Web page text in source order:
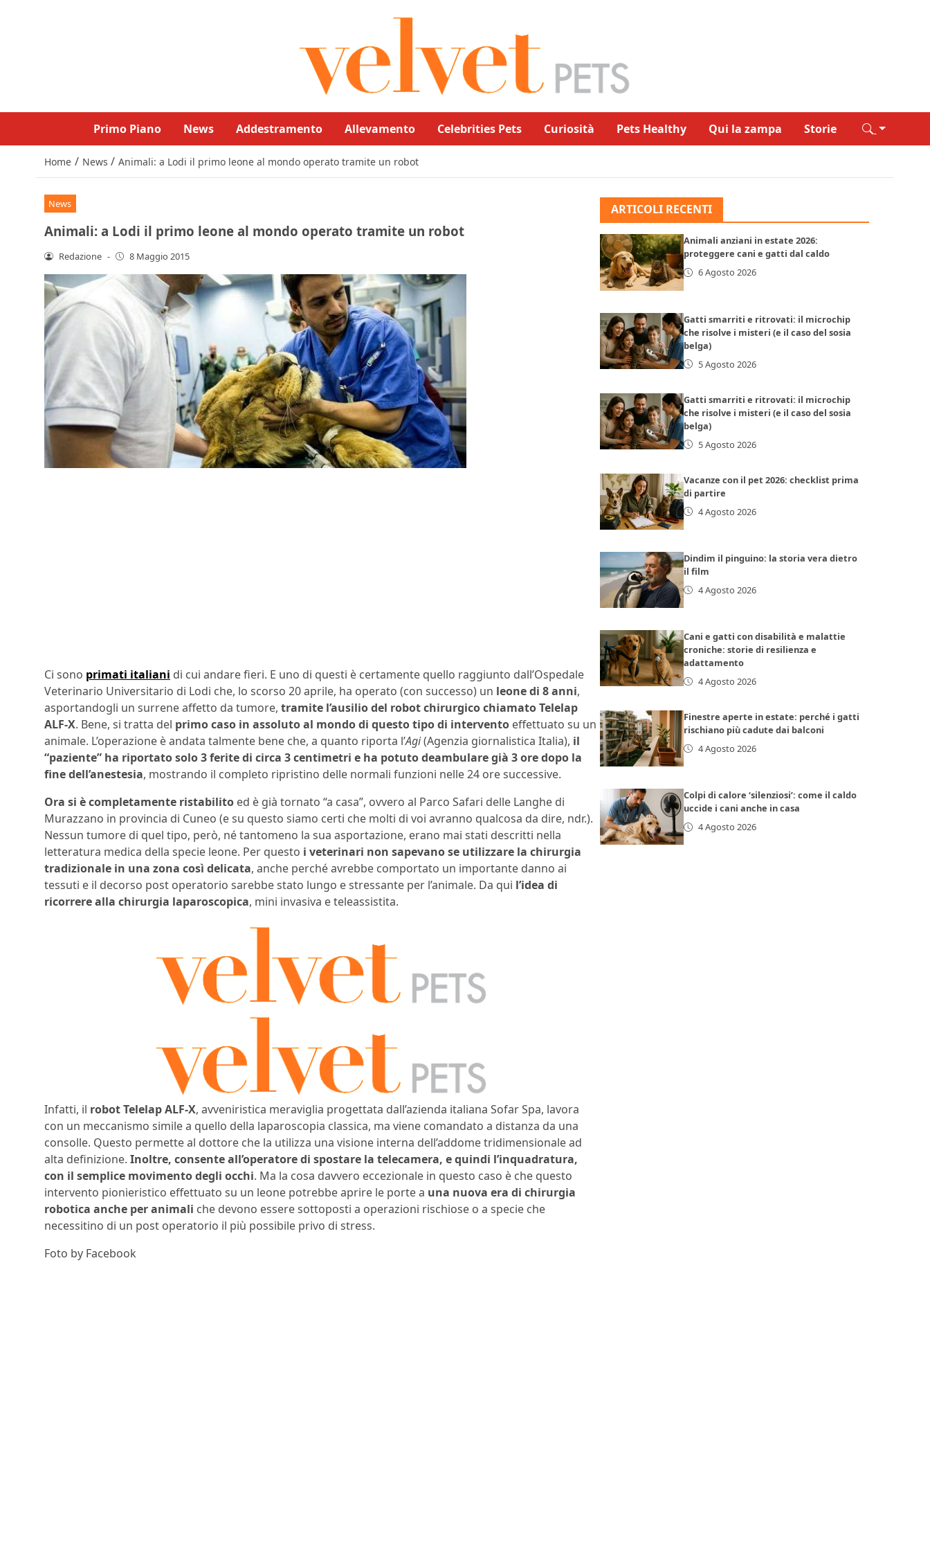
Primo Piano News Addestramento Allevamento Celebrities Pets Curiosità Pets Healthy Qui la zampa Storie
Home / News / Animali: a Lodi il primo leone al mondo operato tramite un robot
News
Animali: a Lodi il primo leone al mondo operato tramite un robot
Redazione - 8 Maggio 2015
Ci sono primati italiani di cui andare fieri. E uno di questi è certamente quello raggiunto dall’Ospedale
Veterinario Universitario di Lodi che, lo scorso 20 aprile, ha operato (con successo) un leone di 8 anni,
asportandogli un surrene affetto da tumore, tramite l’ausilio del robot chirurgico chiamato Telelap
ALF-X. Bene, si tratta del primo caso in assoluto al mondo di questo tipo di intervento effettuato su un
animale. L’operazione è andata talmente bene che, a quanto riporta l’Agi(Agenzia giornalistica Italia), il
“paziente” ha riportato solo 3 ferite di circa 3 centimetri e ha potuto deambulare già 3 ore dopo la
fine dell’anestesia, mostrando il completo ripristino delle normali funzioni nelle 24 ore successive.
Ora si è completamente ristabilito ed è già tornato “a casa”, ovvero al Parco Safari delle Langhe di
Murazzano in provincia di Cuneo (e su questo siamo certi che molti di voi avranno qualcosa da dire, ndr.).
Nessun tumore di quel tipo, però, né tantomeno la sua asportazione, erano mai stati descritti nella
letteratura medica della specie leone. Per questo i veterinari non sapevano se utilizzare la chirurgia
tradizionale in una zona così delicata, anche perché avrebbe comportato un importante danno ai
tessuti e il decorso post operatorio sarebbe stato lungo e stressante per l’animale. Da qui l’idea di
ricorrere alla chirurgia laparoscopica, mini invasiva e teleassistita.
Infatti, il robot Telelap ALF-X, avveniristica meraviglia progettata dall’azienda italiana Sofar Spa, lavora
con un meccanismo simile a quello della laparoscopia classica, ma viene comandato a distanza da una
consolle. Questo permette al dottore che la utilizza una visione interna dell’addome tridimensionale ad
alta definizione. Inoltre, consente all’operatore di spostare la telecamera, e quindi l’inquadratura,
con il semplice movimento degli occhi. Ma la cosa davvero eccezionale in questo caso è che questo
intervento pionieristico effettuato su un leone potrebbe aprire le porte a una nuova era di chirurgia
robotica anche per animali che devono essere sottoposti a operazioni rischiose o a specie che
necessitino di un post operatorio il più possibile privo di stress.
Foto by Facebook
ARTICOLI RECENTI
Animali anziani in estate 2026:
proteggere cani e gatti dal caldo
6 Agosto 2026
Gatti smarriti e ritrovati: il microchip
che risolve i misteri (e il caso del sosia
belga)
5 Agosto 2026
Gatti smarriti e ritrovati: il microchip
che risolve i misteri (e il caso del sosia
belga)
5 Agosto 2026
Vacanze con il pet 2026: checklist prima
di partire
4 Agosto 2026
Dindim il pinguino: la storia vera dietro
il film
4 Agosto 2026
Cani e gatti con disabilità e malattie
croniche: storie di resilienza e
adattamento
4 Agosto 2026
Finestre aperte in estate: perché i gatti
rischiano più cadute dai balconi
4 Agosto 2026
Colpi di calore ‘silenziosi’: come il caldo
uccide i cani anche in casa
4 Agosto 2026